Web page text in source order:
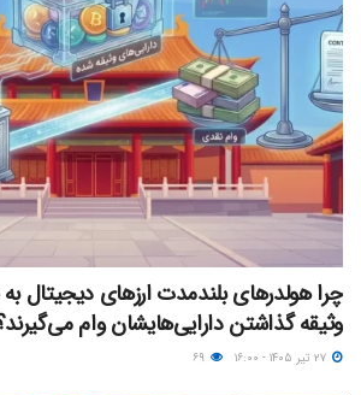
چرا هولدرهای بلندمدت ارزهای دیجیتال
وثیقه گذاشتن دارایی‌هایشان وام